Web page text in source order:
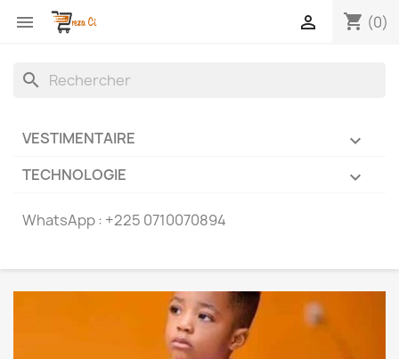
 shopping_cart (0)

search

VESTIMENTAIRE

TECHNOLOGIE
WhatsApp : +225 0710070894